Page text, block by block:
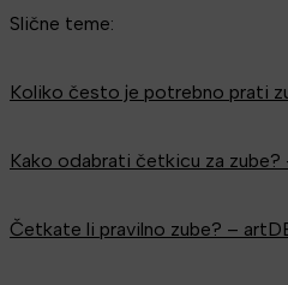
Slične teme:
Koliko često je potrebno prati
Kako odabrati četkicu za zube?
Četkate li pravilno zube? –